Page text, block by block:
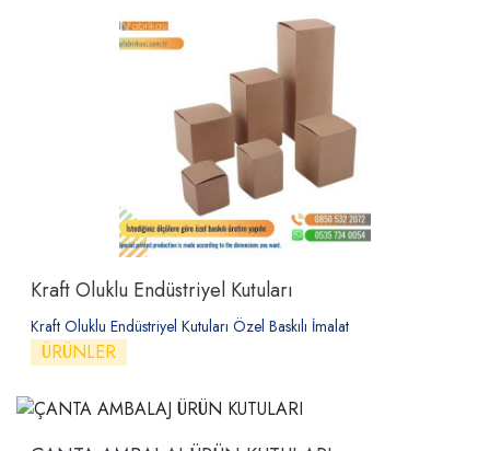
Kraft Oluklu Endüstriyel Kutuları
Kraft Oluklu Endüstriyel Kutuları Özel Baskılı İmalat
ÜRÜNLER